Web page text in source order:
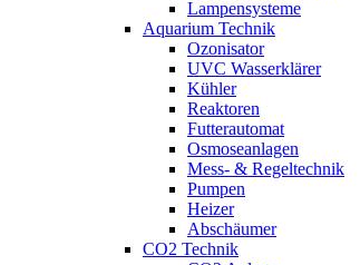
Lampensysteme
Aquarium Technik
Ozonisator
UVC Wasserklärer
Kühler
Reaktoren
Futterautomat
Osmoseanlagen
Mess- & Regeltechnik
Pumpen
Heizer
Abschäumer
CO2 Technik